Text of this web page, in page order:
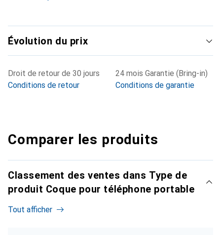
Évolution du prix
Droit de retour de 30 jours
Conditions de retour
24 mois Garantie (Bring-in)
Conditions de garantie
Comparer les produits
Classement des ventes dans Type de
produit Coque pour téléphone portable
Tout afficher